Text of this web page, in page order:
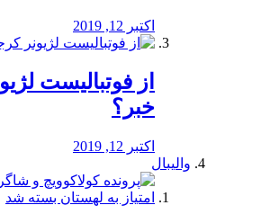
اکتبر 12, 2019
از فوتبالیست
خبر؟
اکتبر 12, 2019
والیبال